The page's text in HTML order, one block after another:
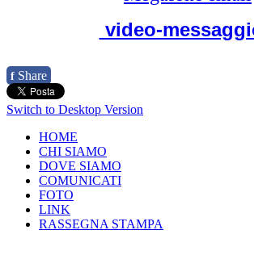
video-
f Share
Switch to Desktop Version
HOME
CHI SIAMO
DOVE SIAMO
COMUNICATI
FOTO
LINK
RASSEGNA STAMPA